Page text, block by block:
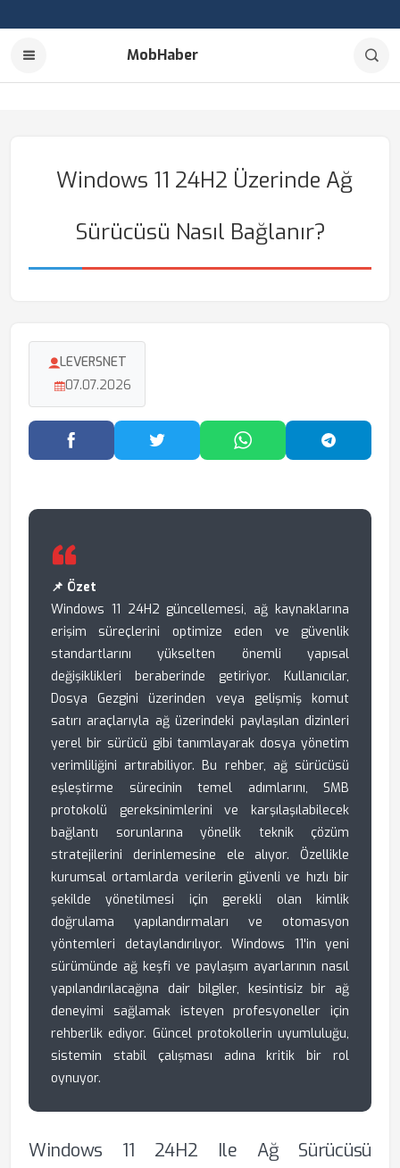
MobHaber
Windows 11 24H2 Üzerinde Ağ
Sürücüsü Nasıl Bağlanır?
LEVERSNET
07.07.2026
Facebook'ta PaylaşTwitter'da PaylaşWhatsApp'ta Paylaş
📌 Özet
Windows 11 24H2 güncellemesi, ağ kaynaklarına
erişim süreçlerini optimize eden ve güvenlik
standartlarını yükselten önemli yapısal
değişiklikleri beraberinde getiriyor. Kullanıcılar,
Dosya Gezgini üzerinden veya gelişmiş komut
satırı araçlarıyla ağ üzerindeki paylaşılan dizinleri
yerel bir sürücü gibi tanımlayarak dosya yönetim
verimliliğini artırabiliyor. Bu rehber, ağ sürücüsü
eşleştirme sürecinin temel adımlarını, SMB
protokolü gereksinimlerini ve karşılaşılabilecek
bağlantı sorunlarına yönelik teknik çözüm
stratejilerini derinlemesine ele alıyor. Özellikle
kurumsal ortamlarda verilerin güvenli ve hızlı bir
şekilde yönetilmesi için gerekli olan kimlik
doğrulama yapılandırmaları ve otomasyon
yöntemleri detaylandırılıyor. Windows 11'in yeni
sürümünde ağ keşfi ve paylaşım ayarlarının nasıl
yapılandırılacağına dair bilgiler, kesintisiz bir ağ
deneyimi sağlamak isteyen profesyoneller için
rehberlik ediyor. Güncel protokollerin uyumluluğu,
sistemin stabil çalışması adına kritik bir rol
oynuyor.
Windows 11 24H2 Ile Ağ Sürücüsü